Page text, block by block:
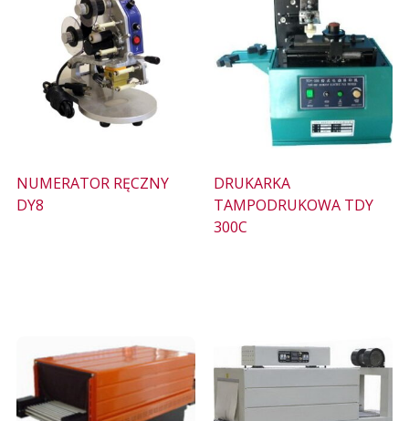
NUMERATOR RĘCZNY
DY8
DRUKARKA
TAMPODRUKOWA TDY
300C